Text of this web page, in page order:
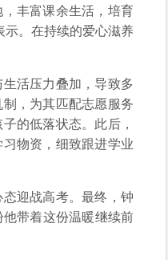
丰富课余生活，培育
示。在持续的爱心滋养
活压力叠加，导致多
，为其匹配志愿服务
的低落状态。此后，
物资，细致跟进学业
迎战高考。最终，钟
带着这份温暖继续前